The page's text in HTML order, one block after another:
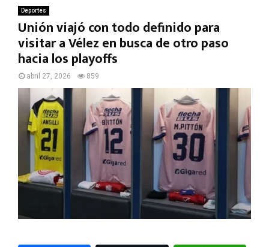
MENU
Deportes
Unión viajó con todo definido para
visitar a Vélez en busca de otro paso
hacia los playoffs
abril 27, 2026 859